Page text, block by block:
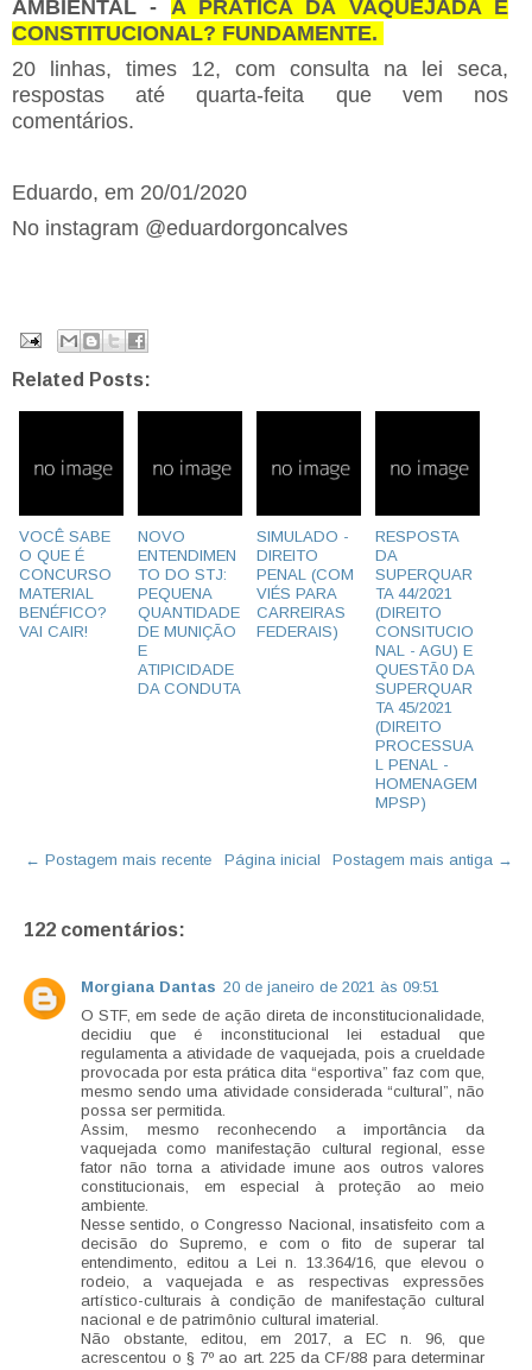
AMBIENTAL - A PRÁTICA DA VAQUEJADA É
CONSTITUCIONAL? FUNDAMENTE.
20 linhas, times 12, com consulta na lei seca,
respostas até quarta-feita que vem nos
comentários.
Eduardo, em 20/01/2020
No instagram @eduardorgoncalves
Related Posts:
VOCÊ SABE
O QUE É
CONCURSO
MATERIAL
BENÉFICO?
VAI CAIR!
NOVO
ENTENDIMEN
TO DO STJ:
PEQUENA
QUANTIDADE
DE MUNIÇÃO
E
ATIPICIDADE
DA CONDUTA
SIMULADO -
DIREITO
PENAL (COM
VIÉS PARA
CARREIRAS
FEDERAIS)
RESPOSTA
DA
SUPERQUAR
TA 44/2021
(DIREITO
CONSITUCIO
NAL - AGU) E
QUESTÃ0 DA
SUPERQUAR
TA 45/2021
(DIREITO
PROCESSUA
L PENAL -
HOMENAGEM
MPSP)
← Postagem mais recente Postagem mais antiga →
Página inicial
122 comentários:
Morgiana Dantas 20 de janeiro de 2021 às 09:51
O STF, em sede de ação direta de inconstitucionalidade,
decidiu que é inconstitucional lei estadual que
regulamenta a atividade de vaquejada, pois a crueldade
provocada por esta prática dita “esportiva” faz com que,
mesmo sendo uma atividade considerada “cultural”, não
possa ser permitida.
Assim, mesmo reconhecendo a importância da
vaquejada como manifestação cultural regional, esse
fator não torna a atividade imune aos outros valores
constitucionais, em especial à proteção ao meio
ambiente.
Nesse sentido, o Congresso Nacional, insatisfeito com a
decisão do Supremo, e com o fito de superar tal
entendimento, editou a Lei n. 13.364/16, que elevou o
rodeio, a vaquejada e as respectivas expressões
artístico-culturais à condição de manifestação cultural
nacional e de patrimônio cultural imaterial.
Não obstante, editou, em 2017, a EC n. 96, que
acrescentou o § 7º ao art. 225 da CF/88 para determinar